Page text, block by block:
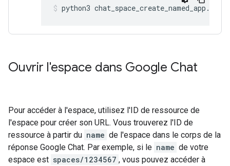
python3 chat_space_create_named_app.py
Ouvrir l'espace dans Google Chat
Pour accéder à l'espace, utilisez l'ID de ressource de
l'espace pour créer son URL. Vous trouverez l'ID de
ressource à partir du name de l'espace dans le corps de la
réponse Google Chat. Par exemple, si le name de votre
espace est spaces/1234567 , vous pouvez accéder à